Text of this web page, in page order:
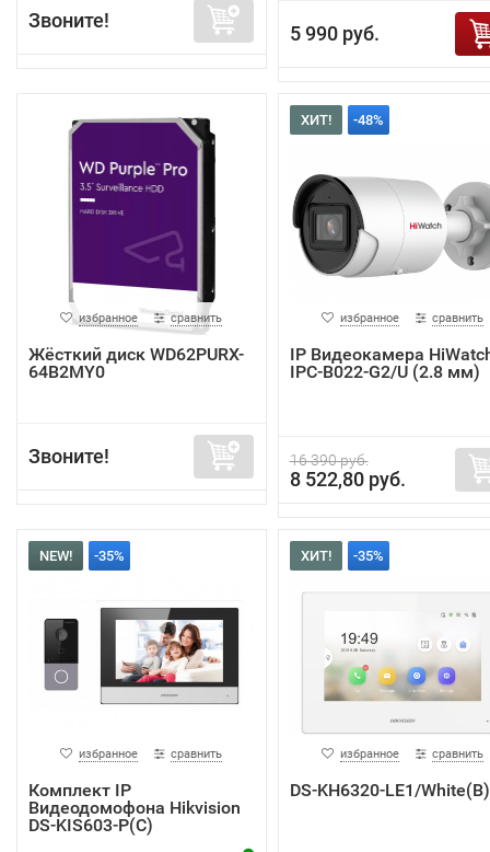
Звоните!
5 990 руб.
избранное сравнить
Жёсткий диск WD62PURX-
64B2MY0
Звоните!
ХИТ! -48%
избранное сравнить
IP Видеокамера
IPC-B022-G2/U (2.8 мм)
16 390 руб.
8 522,80 руб.
NEW! -35%
избранное сравнить
Комплект IP
Видеодомофона Hikvision
DS-KIS603-P(C)
ХИТ! -35%
избранное сравнить
DS-KH6320-LE1/White(B)